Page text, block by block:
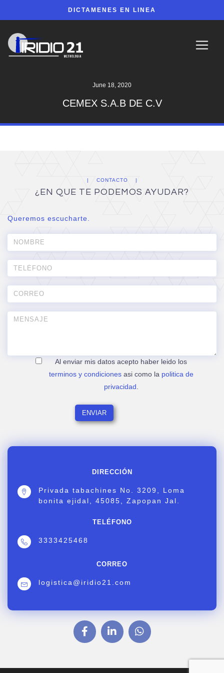
DICTAMENES EN LINEA
June 18, 2020
CEMEX S.A.B DE C.V
DIRECCIÓN
Privada tabachines No. 3209, Loma
bonita ejidal, 45085, Zapopan Jal.
TELÉFONO
3333425468
CORREO
logistica@iridio21.com
CONTACTO
¿EN QUE TE PODEMOS AYUDAR?
Queremos escucharte.
Al enviar mis datos acepto haber leido los
terminos y condicionesasi como la politica de
privacidad